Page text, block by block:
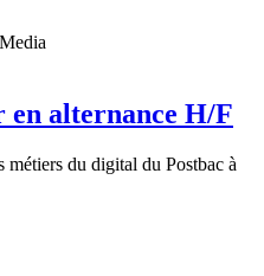
en alternance H/F
du digital du Postbac à